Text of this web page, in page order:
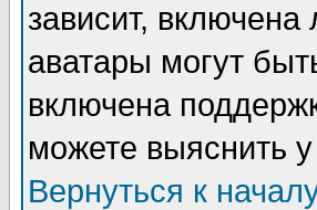
зависит, включена
аватары могут
включена
можете выяснить
Вернуться к